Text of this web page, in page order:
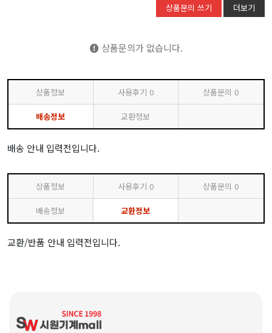
상품문의 쓰기 더보기
상품문의가 없습니다.
상품정보 사용후기 0 상품문의 0
배송정보 교환정보
배송 안내 입력전입니다.
상품정보 사용후기 0 상품문의 0
배송정보 교환정보
교환/반품 안내 입력전입니다.